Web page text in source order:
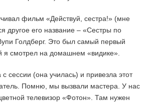
фильм «Действуй, сестра!» (мне
другое его название – «Сестры по
Голдберг. Это был самый первый
я смотрел на домашнем «видике».
сессии (она училась) и привезла этот
Помню, мы вызвали мастера. У нас
телевизор «Фотон». Там нужен